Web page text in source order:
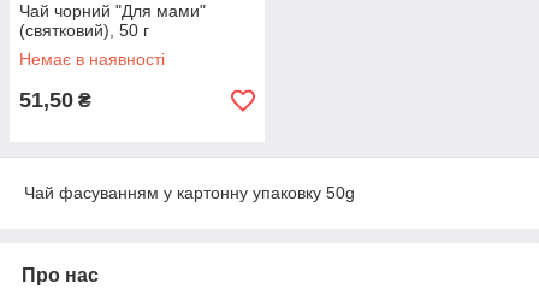
Чай чорний "Для мами"
(святковий), 50 г
Немає в наявності
51,50 ₴
Чай фасуванням у картонну упаковку 50g
Про нас